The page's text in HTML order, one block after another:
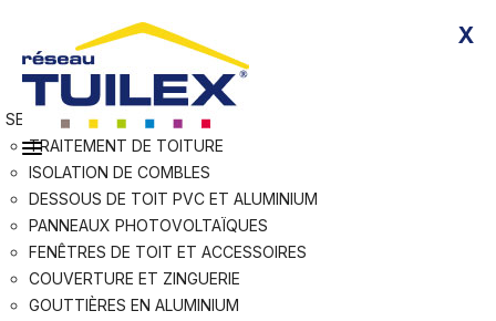
content
X
Devenir applicateur agréé
Nous contacter
RÉSEAU
SERVICES
TRAITEMENT DE TOITURE
ISOLATION DE COMBLES
DESSOUS DE TOIT PVC ET ALUMINIUM
PANNEAUX PHOTOVOLTAÏQUES
FENÊTRES DE TOIT ET ACCESSOIRES
COUVERTURE ET ZINGUERIE
GOUTTIÈRES EN ALUMINIUM